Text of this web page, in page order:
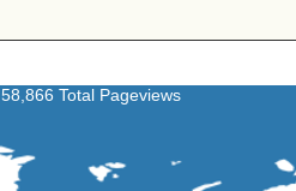
58,866 Total Pageviews